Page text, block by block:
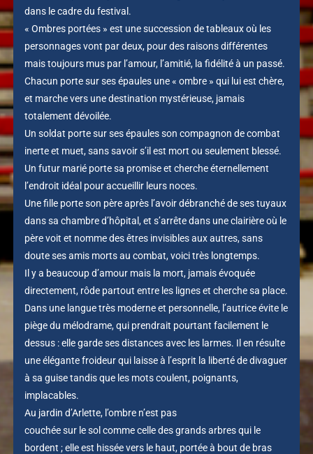
dans le cadre du festival.
« Ombres portées » est une succession de tableaux où les
personnages vont par deux, pour des raisons différentes
mais toujours mus par l’amour, l’amitié, la fidélité à un passé.
Chacun porte sur ses épaules une « ombre » qui lui est chère,
et marche vers une destination mystérieuse, jamais
totalement dévoilée.
Un soldat porte sur ses épaules son compagnon de combat
inerte et muet, sans savoir s’il est mort ou seulement blessé.
Un futur marié porte sa promise et cherche éternellement
l’endroit idéal pour accueillir leurs noces.
Une fille porte son père après l’avoir débranché de ses tuyaux
dans sa chambre d’hôpital, et s’arrête dans une clairière où le
père voit et nomme des êtres invisibles aux autres, sans
doute ses amis morts au combat, voici très longtemps.
Il y a beaucoup d’amour mais la mort, jamais évoquée
directement, rôde partout entre les lignes et cherche sa place.
Dans une langue très moderne et personnelle, l’autrice évite le
piège du mélodrame, qui prendrait pourtant facilement le
dessus : elle garde ses distances avec les larmes. Il en résulte
une élégante froideur qui laisse à l’esprit la liberté de divaguer
à sa guise tandis que les mots coulent, poignants,
implacables.
Au jardin d’Arlette, l’ombre n’est pas
couchée sur le sol comme celle des grands arbres qui le
bordent ; elle est hissée vers le haut, portée à bout de bras